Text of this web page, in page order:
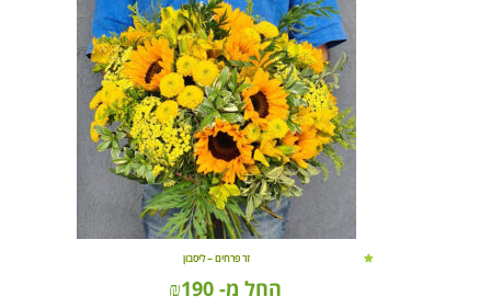
זר פרחים – ליסבון
החל מ- ₪190